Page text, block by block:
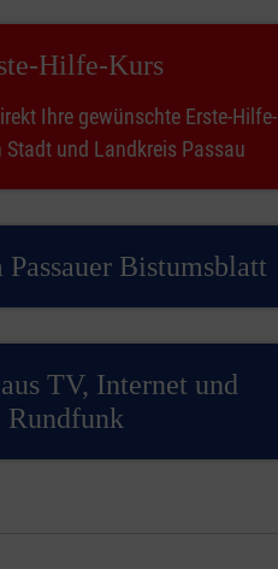
Hilfe-Kurs
Ihre gewünschte Erste-Hilfe-
und Landkreis Passau
Bistumsblatt
TV, Internet und
Rundfunk